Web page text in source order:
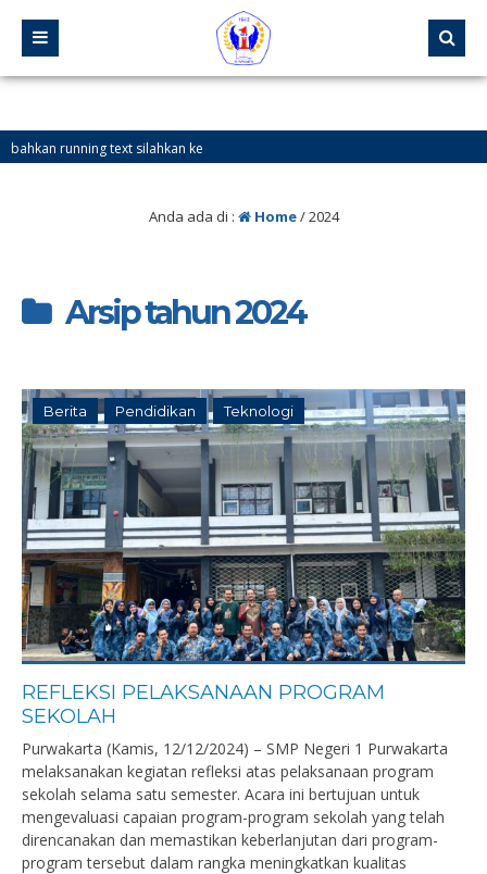
text silahkan ke
Anda ada di : Home/2024
Arsip tahun 2024
Berita Pendidikan Teknologi
REFLEKSI PELAKSANAAN PROGRAM
SEKOLAH
Purwakarta (Kamis, 12/12/2024) – SMP Negeri 1 Purwakarta
melaksanakan kegiatan refleksi atas pelaksanaan program
sekolah selama satu semester. Acara ini bertujuan untuk
mengevaluasi capaian program-program sekolah yang telah
direncanakan dan memastikan keberlanjutan dari program-
program tersebut dalam rangka meningkatkan kualitas